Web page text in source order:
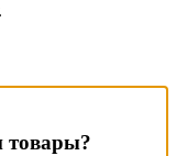
товары?